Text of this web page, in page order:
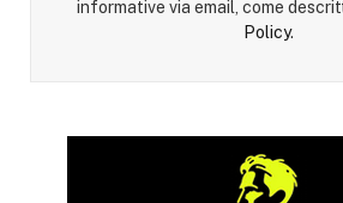
informative via email, come
Policy.